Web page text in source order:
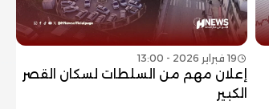
19 فبراير 2026 - 13:00
إعلان مهم من السلطات لسكان القصر
الكبير